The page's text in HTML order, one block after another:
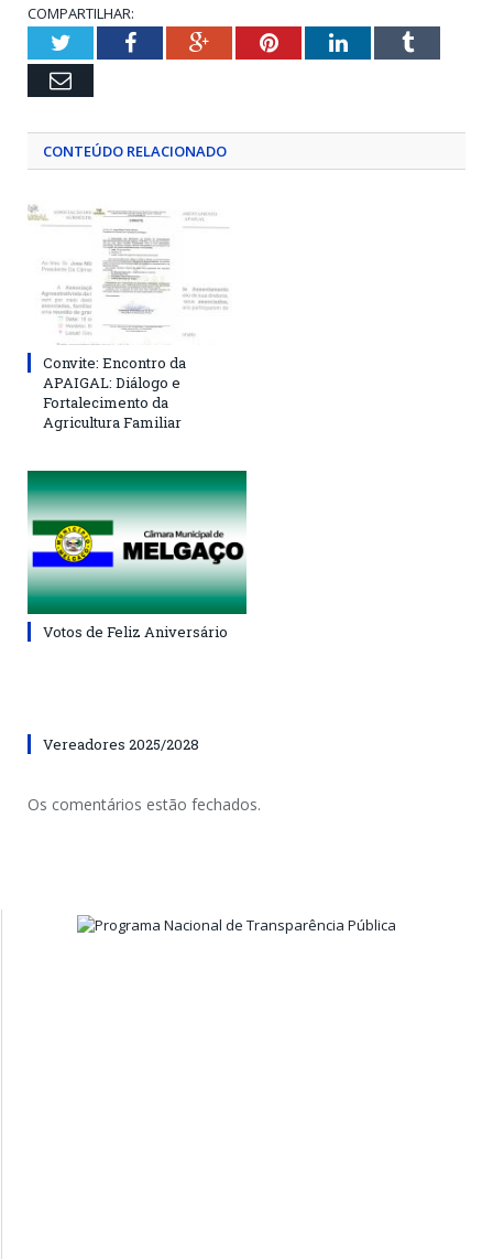
COMPARTILHAR:
TwitterFacebookGoogle+PinterestLinkedInTumblr
Email
CONTEÚDO RELACIONADO
Convite: Encontro da
APAIGAL: Diálogo e
Fortalecimento da
Agricultura Familiar
Votos de Feliz Aniversário
Vereadores 2025/2028
Os comentários estão fechados.